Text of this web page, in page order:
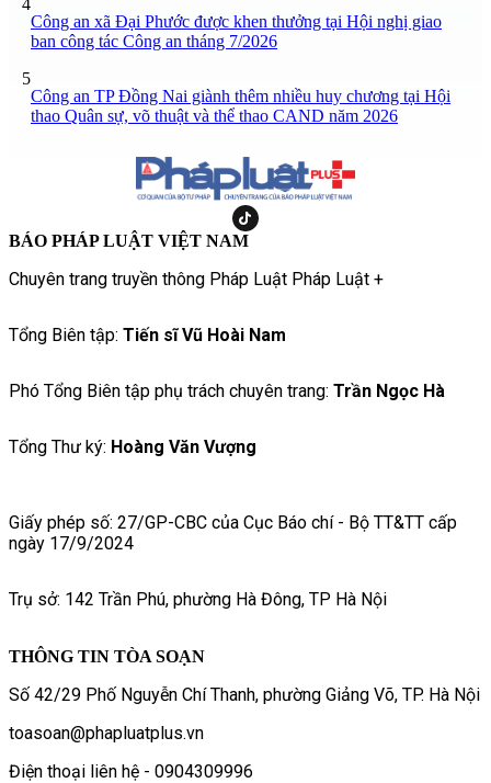
Công an xã Đại Phước được khen thưởng tại Hội nghị giao
ban công tác Công an tháng 7/2026
5
Công an TP Đồng Nai giành thêm nhiều huy chương tại Hội
thao Quân sự, võ thuật và thể thao CAND năm 2026
BÁO PHÁP LUẬT VIỆT NAM
Chuyên trang truyền thông Pháp Luật Pháp Luật +
Tổng Biên tập: Tiến sĩ Vũ Hoài Nam
Phó Tổng Biên tập phụ trách chuyên trang: Trần Ngọc Hà
Tổng Thư ký: Hoàng Văn Vượng
Giấy phép số: 27/GP-CBC của Cục Báo chí - Bộ TT&TT cấp
ngày 17/9/2024
Trụ sở: 142 Trần Phú, phường Hà Đông, TP Hà Nội
THÔNG TIN TÒA SOẠN
Số 42/29 Phố Nguyễn Chí Thanh, phường Giảng Võ, TP. Hà Nội
toasoan@phapluatplus.vn
Điện thoại liên hệ - 0904309996